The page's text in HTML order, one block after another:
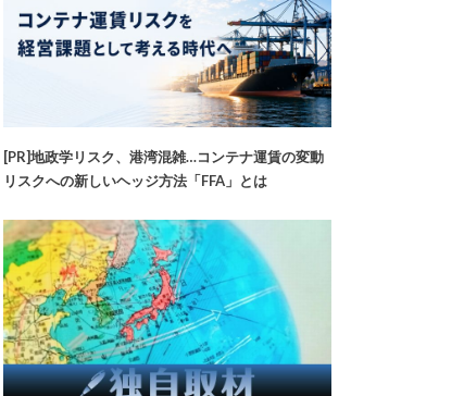
[PR]地政学リスク、港湾混雑…コンテナ運賃の変動
リスクへの新しいヘッジ方法「FFA」とは